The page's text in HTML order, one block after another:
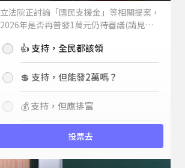
立法院正討論「國民支援金」等相關提案，
2026年是否再普發1萬元仍待審議(請見下
持嗎？👍 支持，全民都該領
💲 支持，但能發2萬嗎？
💰 支持，但應排富
投票去